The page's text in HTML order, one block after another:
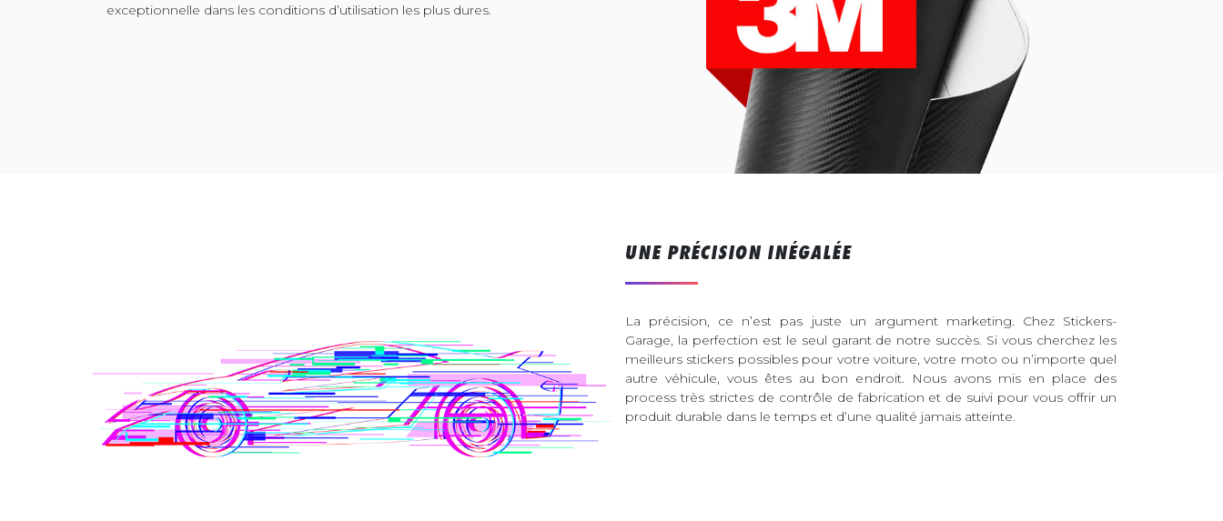
exceptionnelle dans les conditions d’utilisation les plus dures.
UNE PRÉCISION INÉGALÉE
La précision, ce n’est pas juste un argument marketing. Chez Stickers-
Garage, la perfection est le seul garant de notre succès. Si vous cherchez les
meilleurs stickers possibles pour votre voiture, votre moto ou n’importe quel
autre véhicule, vous êtes au bon endroit. Nous avons mis en place des
process très strictes de contrôle de fabrication et de suivi pour vous offrir un
produit durable dans le temps et d’une qualité jamais atteinte.